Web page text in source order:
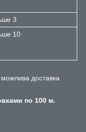
3
10
доставка
по 100 м.